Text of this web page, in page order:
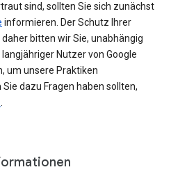
sind, sollten Sie sich zunächst
informieren. Der Schutz Ihrer
bitten wir Sie, unabhängig
Nutzer von Google
um unsere Praktiken
dazu Fragen haben sollten,
.